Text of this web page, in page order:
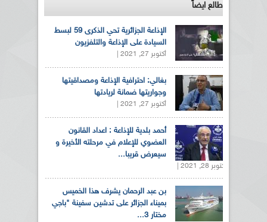
طالع ايضاً
الإذاعة الجزائرية تحي الذكرى 59 لبسط
السيادة على الإذاعة والتلفزيون
أكتوبر 27, 2021 |
بغالي: احترافية الإذاعة ومصداقيتها
وجواريتها ضمانة لريادتها
أكتوبر 27, 2021 |
أحمد بلدية للإذاعة : اعداد القانون
العضوي للإعلام في مرحلته الأخيرة و
سيعرض قريبا...
أكتوبر 28, 2021 |
بن عبد الرحمان يشرف هذا الخميس
بميناء الجزائر على تدشين سفينة "باجي
مختار 3...